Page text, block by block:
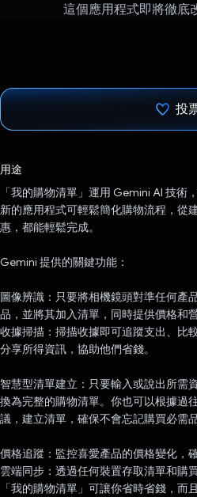
這個應用程式即將徹底
投
用途
「我的購物清單」運用 Gemini AI 技術
新的應用程式可輕鬆簡化購物流程，從
惠，都能輕鬆完成。
Gemini 提供的關鍵功能：
圖像辨識：只要將相機鏡頭對準任何產
品，並將其加入清單，同時提供價格和
收據掃描：掃描收據即可追蹤支出、比
分享所得資訊，協助他們省錢。
智慧型清單建立：只要輸入或說出所需
換為完整的購物清單。你也可以根據過
議，建立清單，確保不會忘記購買必需品
價格追蹤：監控喜愛產品的價格變化，
雲端同步：透過任何裝置存取清單和購
「我的購物清單」可讓你省時省錢，而